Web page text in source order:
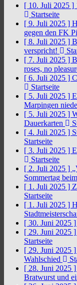
[ 10. Juli 2025 ]
Startseite
[ 9. Juli 2025 ]
gegen den FK
[ 8. Juli 2025 ]
verspricht!
[ 7. Juli 2025 ]
roses, no
[ 6. Juli 2025 ]
Startseite
[ 5. Juli 2025 ]
Marpingen
[ 5. Juli 2025 ]
Dauerkarten
[ 4. Juli 2025 ]
Startseite
[ 3. Juli 2025 ]
Startseite
[ 2. Juli 2025 ]
Sommertag
[ 1. Juli 2025 ]
Startseite
[ 1. Juli 2025 ]
[ 30. Juni 2025 ]
[ 29. Juni 2025 ]
Startseite
[ 29. Juni 2025 ]
Wahlschied
[ 28. Juni 2025 ]
Bratwurst und